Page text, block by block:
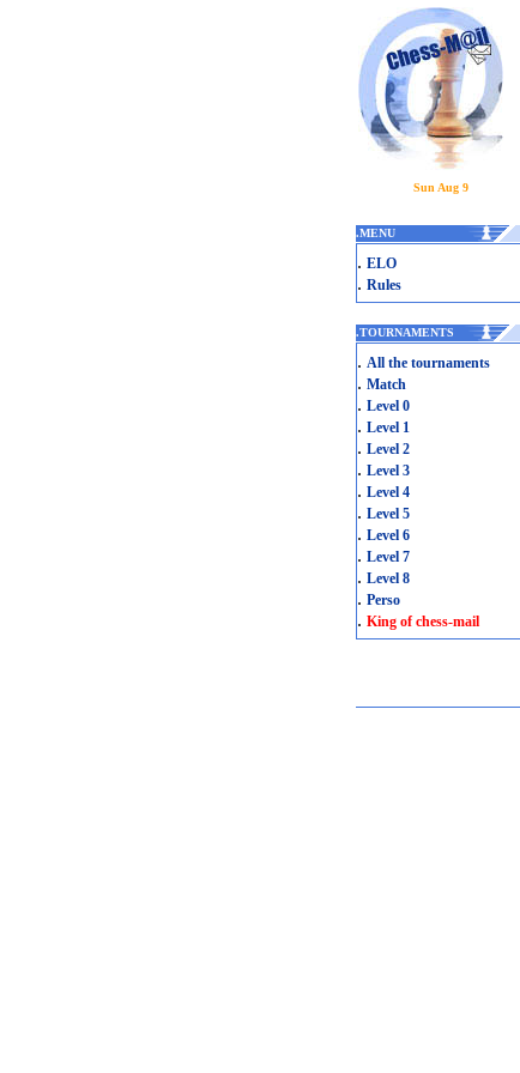
Sun Aug 9
.MENU
. ELO
. Rules
.TOURNAMENTS
. All the tournaments
. Match
. Level 0
. Level 1
. Level 2
. Level 3
. Level 4
. Level 5
. Level 6
. Level 7
. Level 8
. Perso
. King of chess-mail